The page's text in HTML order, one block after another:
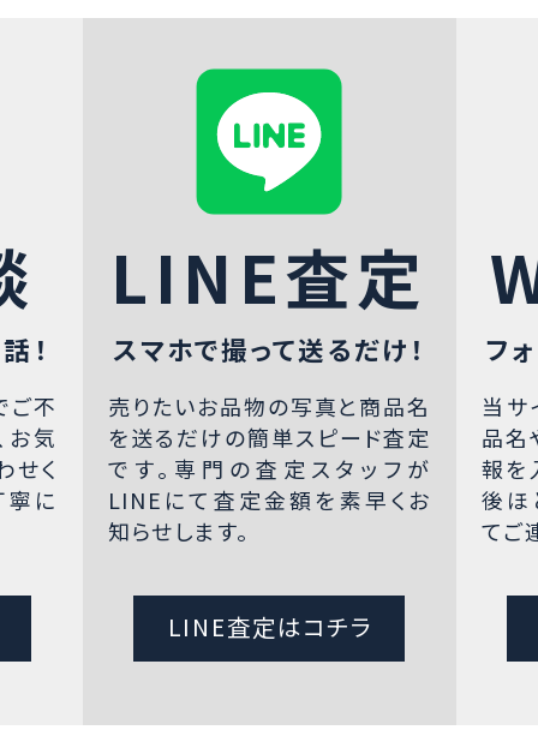
！
ご不
お気
せく
寧に
LINE査定
スマホで撮って送るだけ！
売りたいお品物の写真と商品名
を送るだけの簡単スピード査定
です。専門の査定スタッフが
LINEにて査定金額を素早くお
知らせします。
LINE査定はコチラ
フ
当サ
品名
報を
後ほ
てご